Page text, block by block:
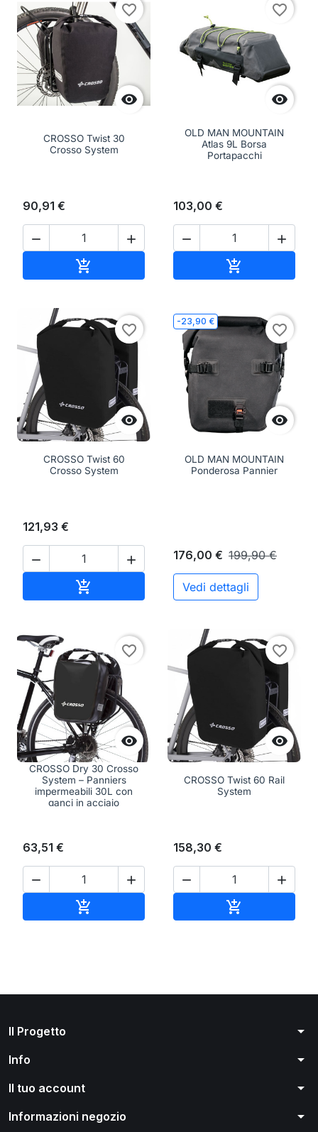

favorite_border
CROSSO Twist 30
Crosso System
90,91 €
 


favorite_border
OLD MAN MOUNTAIN
Atlas 9L Borsa
Portapacchi
103,00 €
 


favorite_border
CROSSO Twist 60
Crosso System
121,93 €
 
 Aggiungi al carrello
-23,90 €

favorite_border
OLD MAN MOUNTAIN
Ponderosa Pannier
176,00 € 199,90 €
Vedi dettagli

favorite_border
CROSSO Dry 30 Crosso
System – Panniers
impermeabili 30L con
ganci in acciaio
63,51 €
 


favorite_border
CROSSO Twist 60 Rail
System
158,30 €
 

Il Progetto arrow_drop_down
Info arrow_drop_down
Il tuo account arrow_drop_down
Informazioni negozio arrow_drop_down